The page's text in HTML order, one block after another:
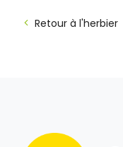
Retour à l'herbier